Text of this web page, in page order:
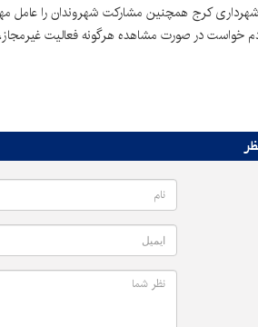
مدیر منطقه ۳ شهرداری کرج همچنین مشارکت شهروندان
در صورت مشاهده هرگونه فعالیت غیرمجاز، موضوع را